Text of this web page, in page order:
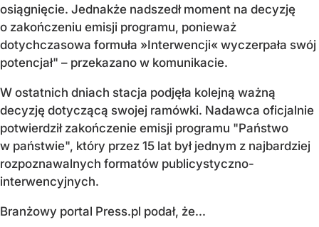
osiągnięcie. Jednakże nadszedł moment na decyzję
o zakończeniu emisji programu, ponieważ
dotychczasowa formuła »Interwencji« wyczerpała swój
potencjał" – przekazano w komunikacie.
W ostatnich dniach stacja podjęła kolejną ważną
decyzję dotyczącą swojej ramówki. Nadawca oficjalnie
potwierdził zakończenie emisji programu "Państwo
w państwie", który przez 15 lat był jednym z najbardziej
rozpoznawalnych formatów publicystyczno-
interwencyjnych.
Branżowy portal Press.pl podał, że...